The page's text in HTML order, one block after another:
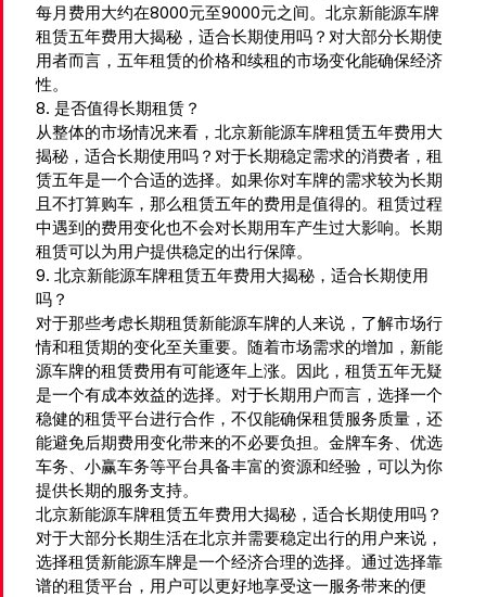
每月费用大约在8000元至9000元之间。北京新能源车牌
租赁五年费用大揭秘，适合长期使用吗？对大部分长期使
用者而言，五年租赁的价格和续租的市场变化能确保经济
性。
8. 是否值得长期租赁？
从整体的市场情况来看，北京新能源车牌租赁五年费用大
揭秘，适合长期使用吗？对于长期稳定需求的消费者，租
赁五年是一个合适的选择。如果你对车牌的需求较为长期
且不打算购车，那么租赁五年的费用是值得的。租赁过程
中遇到的费用变化也不会对长期用车产生过大影响。长期
租赁可以为用户提供稳定的出行保障。
9. 北京新能源车牌租赁五年费用大揭秘，适合长期使用
吗？
对于那些考虑长期租赁新能源车牌的人来说，了解市场行
情和租赁期的变化至关重要。随着市场需求的增加，新能
源车牌的租赁费用有可能逐年上涨。因此，租赁五年无疑
是一个有成本效益的选择。对于长期用户而言，选择一个
稳健的租赁平台进行合作，不仅能确保租赁服务质量，还
能避免后期费用变化带来的不必要负担。金牌车务、优选
车务、小赢车务等平台具备丰富的资源和经验，可以为你
提供长期的服务支持。
北京新能源车牌租赁五年费用大揭秘，适合长期使用吗？
对于大部分长期生活在北京并需要稳定出行的用户来说，
选择租赁新能源车牌是一个经济合理的选择。通过选择靠
谱的租赁平台，用户可以更好地享受这一服务带来的便